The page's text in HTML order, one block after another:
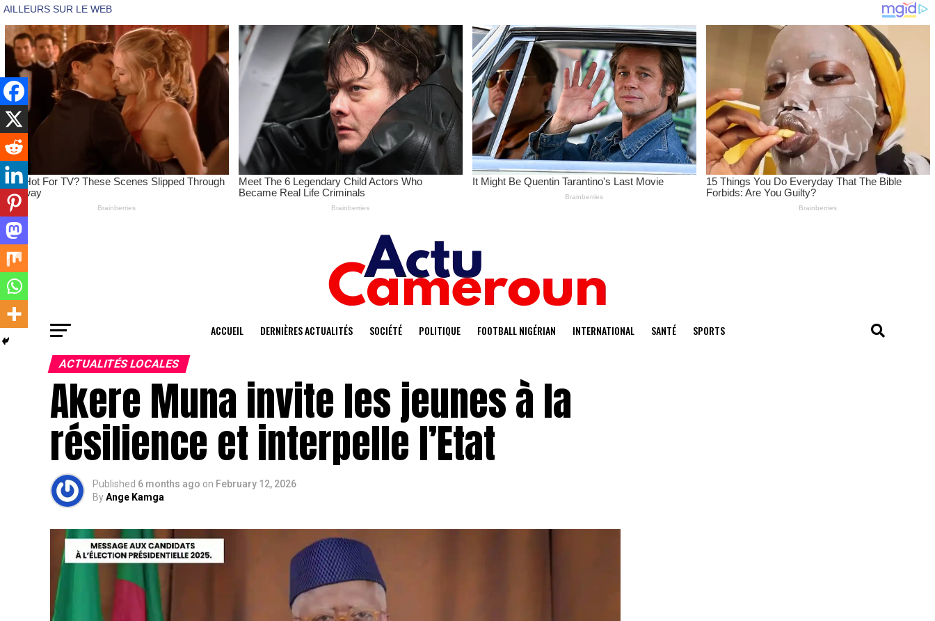
ACCUEIL DERNIÈRES ACTUALITÉS SOCIÉTÉ POLITIQUE FOOTBALL NIGÉRIAN INTERNATIONAL SANTÉ SPORTS
ACTUALITÉS LOCALES
Akere Muna invite les jeunes à la
résilience et interpelle l’Etat
Published 6 months ago on February 12, 2026
ByAnge Kamga